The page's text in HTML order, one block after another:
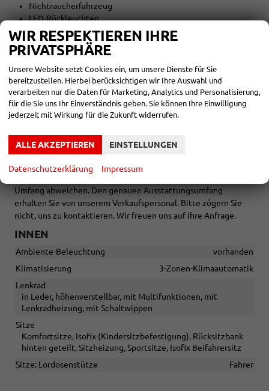
Nichtraucherfahrzeug
LED-Rückleuchten
AUßEN:
19 Zoll Räder
Tageszulassung vor Auslieferung
ausdrücklich vorbehalten. Die Fahrzeugbeschreibung dient
lediglich der allgemeinen Identifizierung des Fahrzeuges und
stellt keine Gewährleistung im kaufrechtlichen Sinne dar. Die
Umfang abweichen. Den genauen Ausstattungsumfang
erhalten Sie von unserem Verkaufspersonal. Bitte zögern Sie
nicht, uns zu kontaktieren. Wir freuen uns auf Ihre Anfrage.
INNEN
Ambiente-Beleuchtung
vorhanden
Klimatisierung
3-Zonen-Klimaautomatik
Lenkrad
in Leder, höhenverstellbar, mit Multifunktionen, mit
Lenkradheizung, mit Schaltwippen
Sitze
Komfortsitze, Isofix (Kindersitzbefestigung), Rücksitzbank
hinten geteilt, Sitzheizung, Sportsitze, Isofix Beifahrersitz
Sitze: Lordosenstütze
Fahrer
WIR RESPEKTIEREN IHRE
PRIVATSPHÄRE
Unsere Website setzt Cookies ein, um unsere Dienste für Sie
bereitzustellen. Hierbei berücksichtigen wir Ihre Auswahl und
verarbeiten nur die Daten für Marketing, Analytics und Personalisierung,
für die Sie uns Ihr Einverständnis geben. Sie können Ihre Einwilligung
jederzeit mit Wirkung für die Zukunft widerrufen.
ALLE AKZEPTIEREN EINSTELLUNGEN
Datenschutzerklärung Impressum